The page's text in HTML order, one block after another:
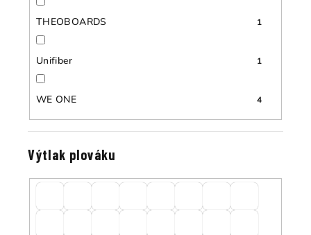
THEOBOARDS 1
Unifiber 1
WE ONE 4
Výtlak plováku